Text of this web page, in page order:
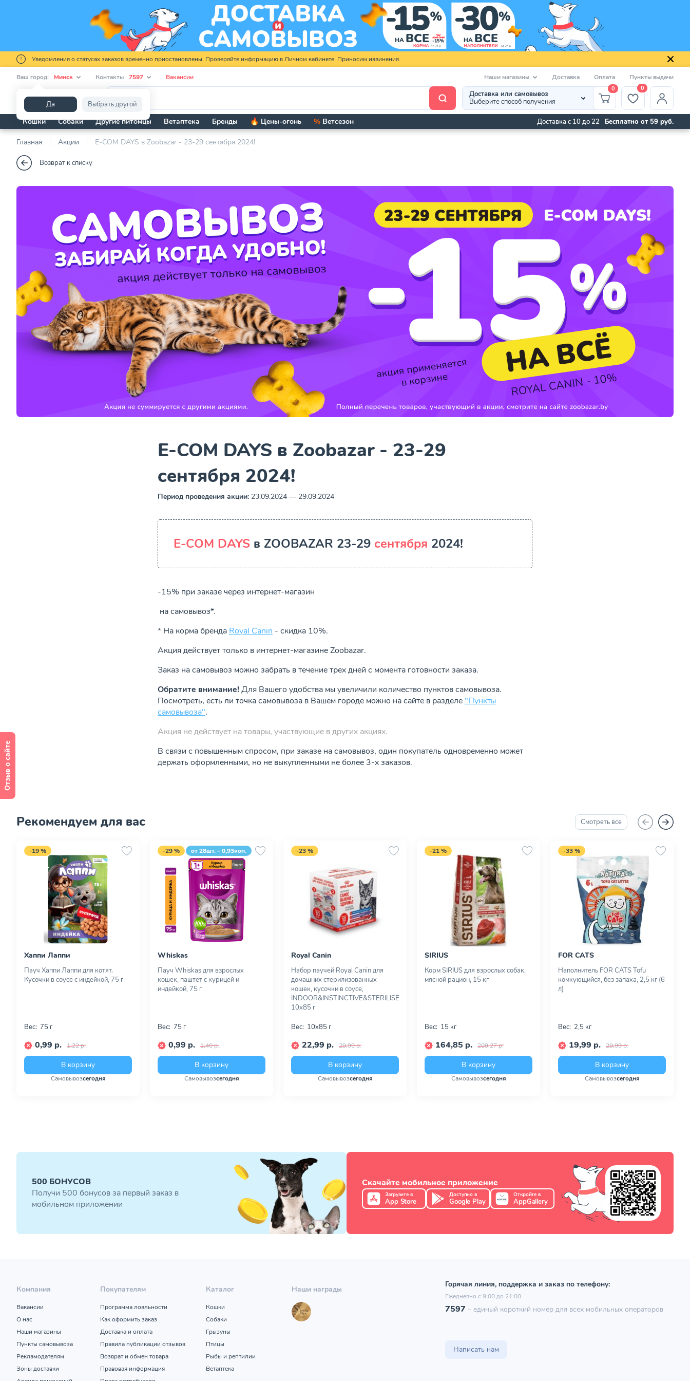
Уведомления о статусах заказов временно приостановлены. Проверяйте информацию в Личном кабинете. Приносим извинения.
Ваш город: Минск
Да Выбрать другой
Контакты 7597 Вакансии Наши магазины Доставка Оплата Пункты выдачи
Доставка или самовывоз
Выберите способ получения
0 0
Кошки Собаки Другие питомцы Ветаптека Бренды 🔥 Цены-огонь % Ветсезон Доставка с 10 до 22 Бесплатно от 59 руб.
Главная Акции E-COM DAYS в Zoobazar - 23-29 сентября 2024!
Возврат к списку
E-COM DAYS в Zoobazar - 23-29
сентября 2024!
Период проведения акции: 23.09.2024 — 29.09.2024
E-COM DAYS в ZOOBAZAR 23-29 сентября 2024!
-15% при заказе через интернет-магазин
на самовывоз*.
* На корма бренда Royal Canin - скидка 10%.
Акция действует только в интернет-магазине Zoobazar.
Заказ на самовывоз можно забрать в течение трех дней с момента готовности заказа.
Обратите внимание!Для Вашего удобства мы увеличили количество пунктов самовывоза.
Посмотреть, есть ли точка самовывоза в Вашем городе можно на сайте в разделе "Пункты
самовывоза".
Акция не действует на товары, участвующие в других акциях.
В связи с повышенным спросом, при заказе на самовывоз, один покупатель одновременно может
держать оформленными, но не выкупленными не более 3-х заказов.
Рекомендуем для вас Смотреть все
-19 %
Хаппи Лаппи
Пауч Хаппи Лаппи для котят.
Кусочки в соусе с индейкой, 75 г
Вес: 75 г
0,99 р. 1,22 р.
В корзину
Самовывозсегодня
-29 % от 28шт. – 0,93коп.
Whiskas
Пауч Whiskas для взрослых
кошек, паштет с курицей и
индейкой, 75 г
Вес: 75 г
0,99 р. 1,40 р.
В корзину
Самовывозсегодня
-23 %
Royal Canin
Набор паучей Royal Canin для
домашних стерилизованных
кошек, кусочки в соусе,
INDOOR&INSTINCTIVE&STERILISED,
10х85 г
Вес: 10х85 г
22,99 р. 29,99 р.
В корзину
Самовывозсегодня
-21 %
SIRIUS
Корм SIRIUS для взрослых собак,
мясной рацион, 15 кг
Вес: 15 кг
164,85 р. 209,27 р.
В корзину
Самовывозсегодня
-33 %
FOR CATS
Наполнитель FOR CATS Tofu
комкующийся, без запаха, 2,5 кг (6
л)
Вес: 2,5 кг
19,99 р. 29,99 р.
В корзину
Самовывозсегодня
500 БОНУСОВ
Получи 500 бонусов за первый заказ в
мобильном приложении
Скачайте мобильное приложение
Загрузите в
App Store
Доступно в
Google Play
Откройте в
AppGallery
Горячая линия, поддержка и заказ по телефону:
Ежедневно с 9:00 до 21:00
7597 – единый короткий номер для всех мобильных операторов
Написать нам
Компания
Вакансии
О нас
Наши магазины
Пункты самовывоза
Рекламодателям
Зоны доставки
Покупателям
Программа лояльности
Как оформить заказ
Доставка и оплата
Правила публикации отзывов
Возврат и обмен товара
Правовая информация
Каталог
Кошки
Собаки
Грызуны
Птицы
Рыбы и рептилии
Ветаптека
Наши награды
Отзыв о сайте